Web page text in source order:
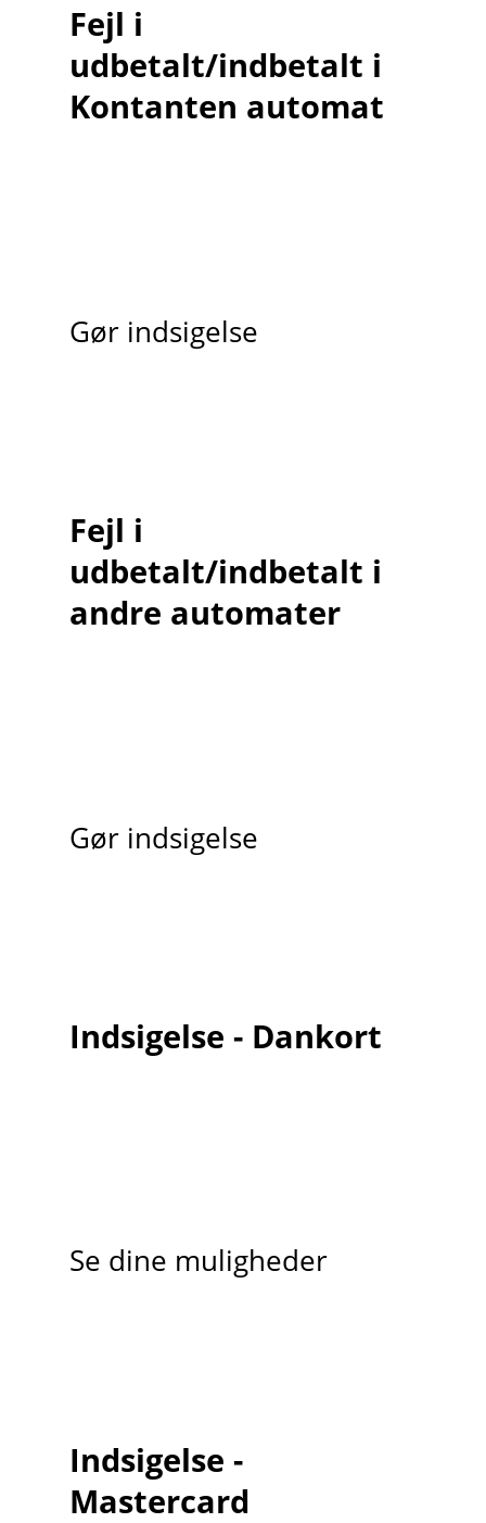
Fejl i
udbetalt/indbetalt i
Kontanten automat
Gør indsigelse
Fejl i
udbetalt/indbetalt i
andre automater
Gør indsigelse
Indsigelse - Dankort
Se dine muligheder
Indsigelse -
Mastercard